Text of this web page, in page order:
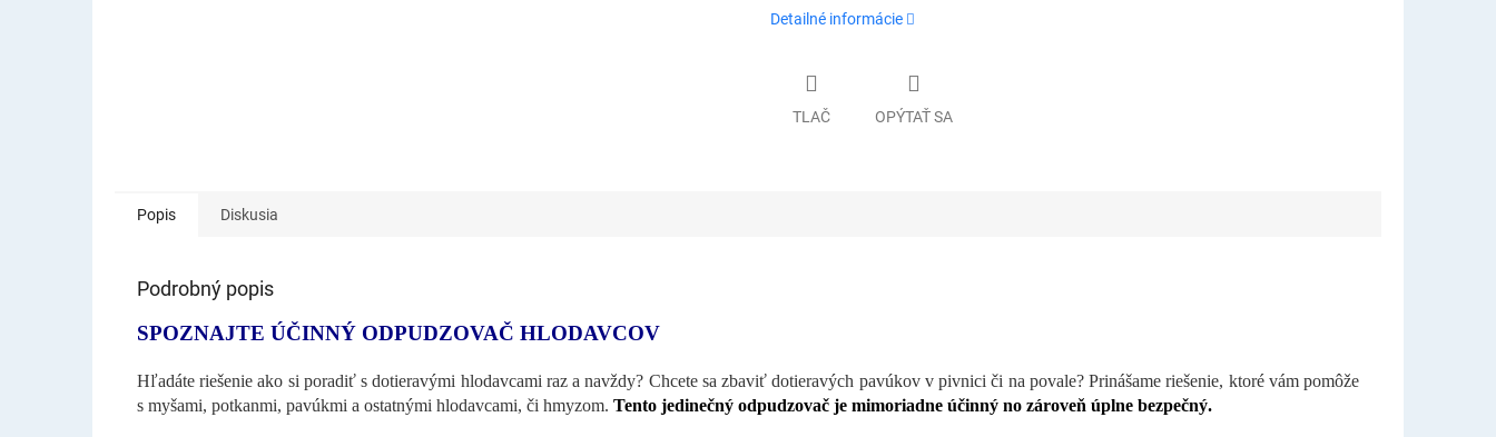
Detailné informácie
TLAČ OPÝTAŤ SA
Popis Diskusia
Podrobný popis
SPOZNAJTE ÚČINNÝ ODPUDZOVAČ HLODAVCOV
Hľadáte riešenie ako si poradiť s dotieravými hlodavcami raz a navždy? Chcete sa zbaviť dotieravých pavúkov v pivnici či na povale? Prinášame riešenie, ktoré vám pomôže
s myšami, potkanmi, pavúkmi a ostatnými hlodavcami, či hmyzom. Tento jedinečný odpudzovač je mimoriadne účinný no zároveň úplne bezpečný.